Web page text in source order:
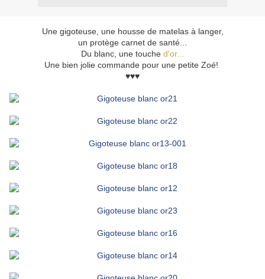
Une gigoteuse, une housse de matelas à langer,
un protège carnet de santé...
Du blanc, une touche d'or...
Une bien jolie commande pour une petite Zoé!
♥♥♥